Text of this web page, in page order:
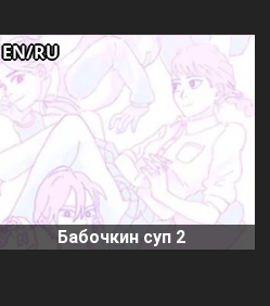
Бабочкин суп 2
EN/RU